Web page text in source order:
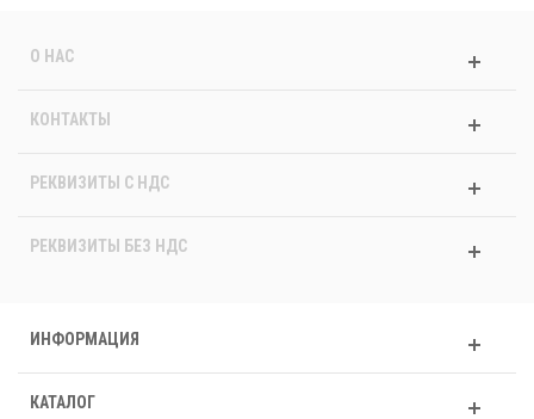
О НАС
КОНТАКТЫ
РЕКВИЗИТЫ C НДС
РЕКВИЗИТЫ БЕЗ НДС
ИНФОРМАЦИЯ
КАТАЛОГ